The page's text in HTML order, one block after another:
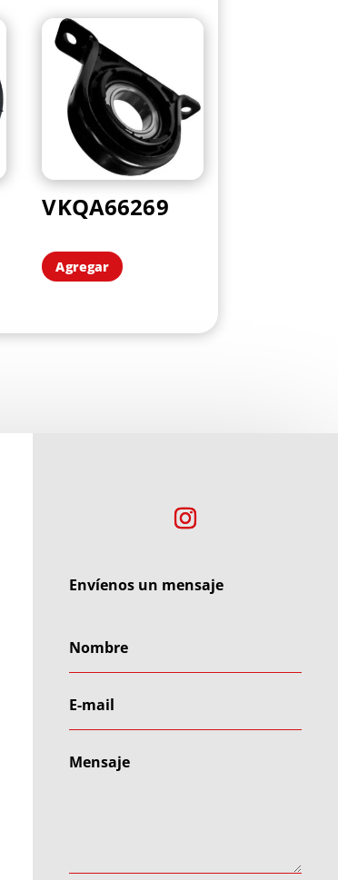
VKQA66269
Agregar
Envíenos un mensaje